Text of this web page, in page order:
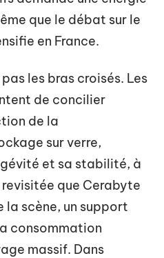
que le débat sur le
en France.
les bras croisés. Les
de concilier
de la
sur verre,
et sa stabilité, à
que Cerabyte
la scène, un support
consommation
massif. Dans